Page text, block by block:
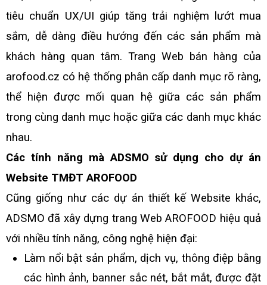
tiêu chuẩn UX/UI giúp tăng trải nghiệm lướt mua
sắm, dễ dàng điều hướng đến các sản phẩm mà
khách hàng quan tâm. Trang Web bán hàng của
arofood.cz có hệ thống phân cấp danh mục rõ ràng,
thể hiện được mối quan hệ giữa các sản phẩm
trong cùng danh mục hoặc giữa các danh mục khác
nhau.
Các tính năng mà ADSMO sử dụng cho dự án
Website TMĐT AROFOOD
Cũng giống như các dự án thiết kế Website khác,
ADSMO đã xây dựng trang Web AROFOOD hiệu quả
với nhiều tính năng, công nghệ hiện đại:
Làm nổi bật sản phẩm, dịch vụ, thông điệp bằng
các hình ảnh, banner sắc nét, bắt mắt, được đặt